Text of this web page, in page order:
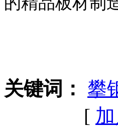
关键词： 攀
[